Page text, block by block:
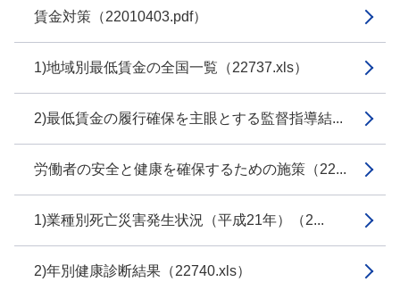
賃金対策（22010403.pdf）
1)地域別最低賃金の全国一覧（22737.xls）
2)最低賃金の履行確保を主眼とする監督指導結...
労働者の安全と健康を確保するための施策（22...
1)業種別死亡災害発生状況（平成21年）（2...
2)年別健康診断結果（22740.xls）